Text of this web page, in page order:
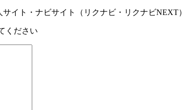
サイト・ナビサイト（リクナビ・リクナビNEXT）
ください